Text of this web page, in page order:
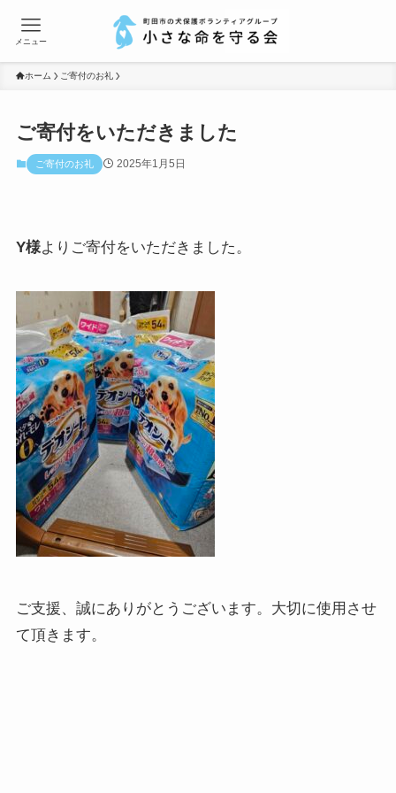
メニュー
ホーム ご寄付のお礼
ご寄付をいただきました
ご寄付のお礼 2025年1月5日
Y様よりご寄付をいただきました。
ご支援、誠にありがとうございます。大切に使用させ
て頂きます。